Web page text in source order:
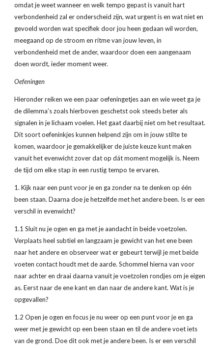
omdat je weet wanneer en welk tempo gepast is vanuit hart
verbondenheid zal er onderscheid zijn, wat urgent is en wat niet en
gevoeld worden wat specifiek door jou heen gedaan wil worden,
meegaand op de stroom en ritme van jouw leven, in
verbondenheid met de ander, waardoor doen een aangenaam
doen wordt, ieder moment weer.
Oefeningen
Hieronder reiken we een paar oefeningetjes aan en wie weet ga je
de dilemma’s zoals hierboven geschetst ook steeds beter als
signalen in je lichaam voelen. Het gaat daarbij niet om het resultaat.
Dit soort oefeninkjes kunnen helpend zijn om in jouw stilte te
komen, waardoor je gemakkelijker de juiste keuze kunt maken
vanuit het evenwicht zover dat op dát moment mogelijk is. Neem
de tijd om elke stap in een rustig tempo te ervaren.
1. Kijk naar een punt voor je en ga zonder na te denken op één
been staan. Daarna doe je hetzelfde met het andere been. Is er een
verschil in evenwicht?
1.1 Sluit nu je ogen en ga met je aandacht in beide voetzolen.
Verplaats heel subtiel en langzaam je gewicht van het ene been
naar het andere en observeer wat er gebeurt terwijl je met beide
voeten contact houdt met de aarde. Schommel hierna van voor
naar achter en draai daarna vanuit je voetzolen rondjes om je eigen
as. Eerst naar de ene kant en dan naar de andere kant. Wat is je
opgevallen?
1.2 Open je ogen en focus je nu weer op een punt voor je en ga
weer met je gewicht op een been staan en til de andere voet iets
van de grond. Doe dit ook met je andere been. Is er een verschil